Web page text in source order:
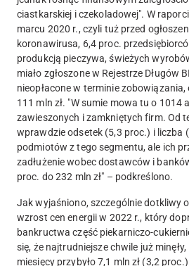
ciastkarskiej i czekoladowej". W
marcu 2020 r., czyli tuż przed
koronawirusa, 6,4 proc.
produkcją pieczywa, świeżych
miało zgłoszone w Rejestrze Długów
nieopłacone w terminie
111 mln zł. "W sumie mowa tu o 1014
zawieszonych i zamkniętych firm. Od
wprawdzie odsetek (5,3 proc.) i liczba
podmiotów z tego segmentu, ale ich
zadłużenie wobec dostawców i
proc. do 232 mln zł" – podkreślono.
Jak wyjaśniono, szczególnie dotkliwy
wzrost cen energii w 2022 r., który
bankructwa część piekarniczo-
się, że najtrudniejsze chwile już
miesięcy przybyło 7,1 mln zł (3,2